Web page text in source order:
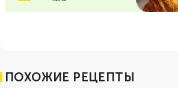
ПОХОЖИЕ РЕЦЕПТЫ